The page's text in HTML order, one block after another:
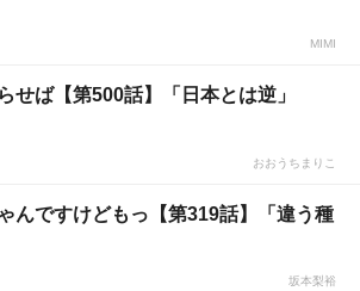
MIMI
せば【第500話】「日本とは逆」
おおうちまりこ
んですけどもっ【第319話】「違う種
坂本梨裕